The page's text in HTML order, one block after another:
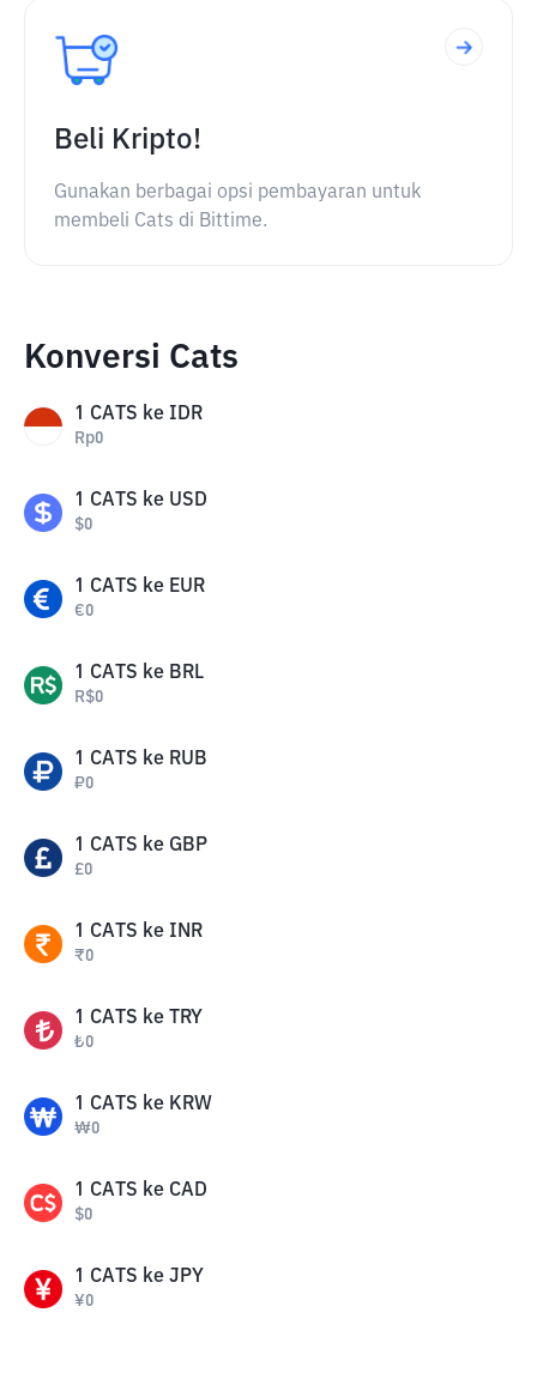
Beli Kripto!
Gunakan berbagai opsi pembayaran untuk
membeli Cats di Bittime.
Konversi Cats
1 CATS ke IDR
Rp0
1 CATS ke USD
$0
1 CATS ke EUR
€0
1 CATS ke BRL
R$0
1 CATS ke RUB
₽0
1 CATS ke GBP
£0
1 CATS ke INR
₹0
1 CATS ke TRY
₺0
1 CATS ke KRW
₩0
1 CATS ke CAD
$0
1 CATS ke JPY
¥0